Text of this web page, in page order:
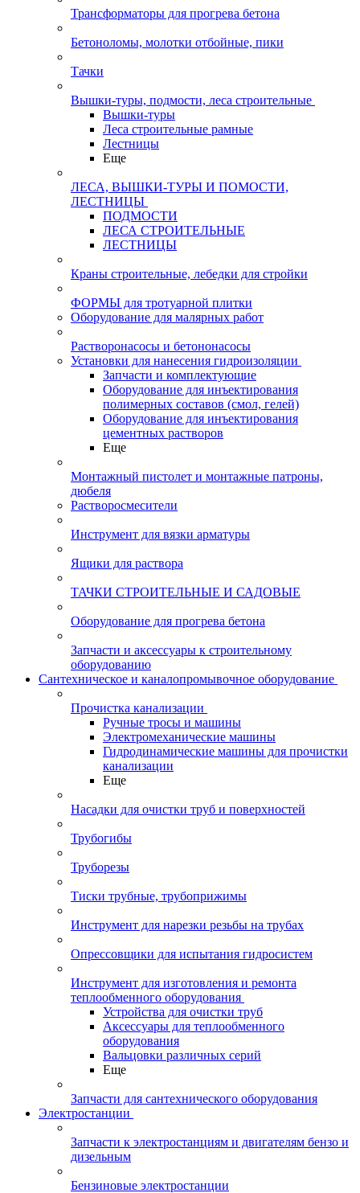
Трансформаторы для прогрева бетона
Бетоноломы, молотки отбойные, пики
Тачки
Вышки-туры, подмости, леса строительные
Вышки-туры
Леса строительные рамные
Лестницы
Еще
ЛЕСА, ВЫШКИ-ТУРЫ И ПОМОСТИ,
ЛЕСТНИЦЫ
ПОДМОСТИ
ЛЕСА СТРОИТЕЛЬНЫЕ
ЛЕСТНИЦЫ
Краны строительные, лебедки для стройки
ФОРМЫ для тротуарной плитки
Оборудование для малярных работ
Растворонасосы и бетононасосы
Установки для нанесения гидроизоляции
Запчасти и комплектующие
Оборудование для инъектирования
полимерных составов (смол, гелей)
Оборудование для инъектирования
цементных растворов
Еще
Монтажный пистолет и монтажные патроны,
дюбеля
Растворосмесители
Инструмент для вязки арматуры
Ящики для раствора
ТАЧКИ СТРОИТЕЛЬНЫЕ И САДОВЫЕ
Оборудование для прогрева бетона
Запчасти и аксессуары к строительному
оборудованию
Сантехническое и каналопромывочное оборудование
Прочистка канализации
Ручные тросы и машины
Электромеханические машины
Гидродинамические машины для прочистки
канализации
Еще
Насадки для очистки труб и поверхностей
Трубогибы
Труборезы
Тиски трубные, трубоприжимы
Инструмент для нарезки резьбы на трубах
Опрессовщики для испытания гидросистем
Инструмент для изготовления и ремонта
теплообменного оборудования
Устройства для очистки труб
Аксессуары для теплообменного
оборудования
Вальцовки различных серий
Еще
Запчасти для сантехнического оборудования
Электростанции
Запчасти к электростанциям и двигателям бензо и
дизельным
Бензиновые электростанции